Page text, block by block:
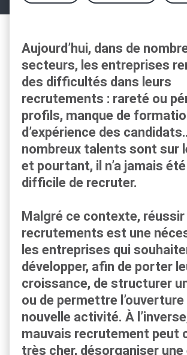
Aujourd’hui, dans de
secteurs, les entreprises
des difficultés dans leurs
recrutements : rareté ou
profils, manque de
d’expérience des
nombreux talents sont sur
et pourtant, il n’a jamais
difficile de recruter.
Malgré ce contexte,
recrutements est une
les entreprises qui
développer, afin de porter
croissance, de structurer
ou de permettre l’ouverture
nouvelle activité. À
mauvais recrutement peut
très cher, désorganiser une